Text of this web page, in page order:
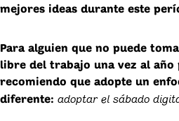
mejores ideas durante este
Para alguien que no puede
libre del trabajo una vez al año
recomiendo que adopte un
diferente: adoptar el sábado